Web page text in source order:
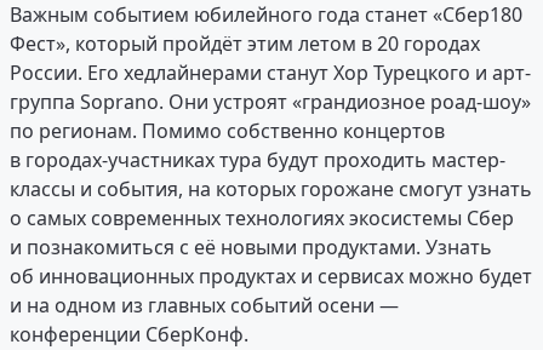
Важным событием юбилейного года станет «Сбер180
Фест», который пройдёт этим летом в 20 городах
России. Его хедлайнерами станут Хор Турецкого и арт-
группа Soprano. Они устроят «грандиозное роад-шоу»
по регионам. Помимо собственно концертов
в городах-участниках тура будут проходить мастер-
классы и события, на которых горожане смогут узнать
о самых современных технологиях экосистемы Сбер
и познакомиться с её новыми продуктами. Узнать
об инновационных продуктах и сервисах можно будет
и на одном из главных событий осени —
конференции СберКонф.